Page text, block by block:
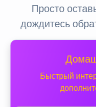
Просто
дождитесь
Быстрый